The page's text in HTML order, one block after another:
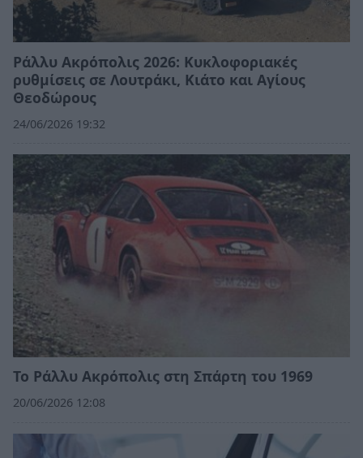
Ράλλυ Ακρόπολις 2026: Κυκλοφοριακές
ρυθμίσεις σε Λουτράκι, Κιάτο και Αγίους
Θεοδώρους
24/06/2026 19:32
Το Ράλλυ Ακρόπολις στη Σπάρτη του 1969
20/06/2026 12:08